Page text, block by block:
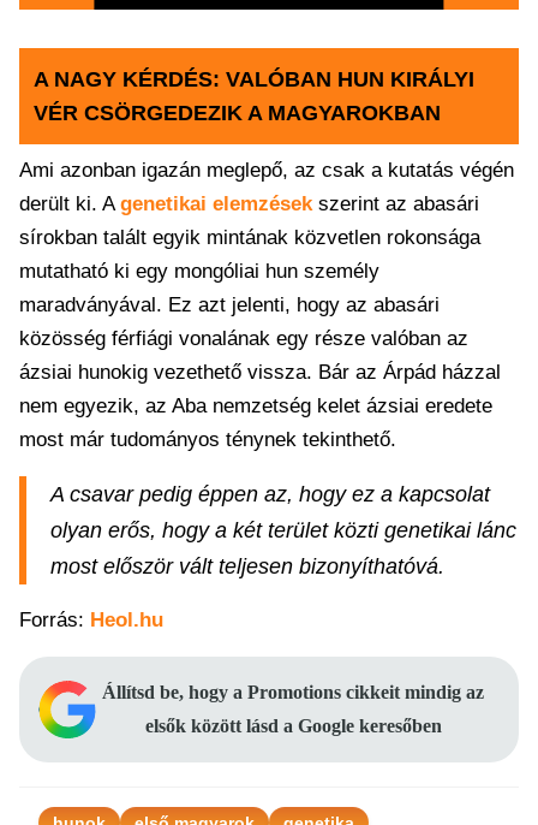
A NAGY KÉRDÉS: VALÓBAN HUN KIRÁLYI
VÉR CSÖRGEDEZIK A MAGYAROKBAN
Ami azonban igazán meglepő, az csak a kutatás végén
derült ki. Agenetikai elemzésekszerint az abasári
sírokban talált egyik mintának közvetlen rokonsága
mutatható ki egy mongóliai hun személy
maradványával. Ez azt jelenti, hogy az abasári
közösség férfiági vonalának egy része valóban az
ázsiai hunokig vezethető vissza. Bár az Árpád házzal
nem egyezik, az Aba nemzetség kelet ázsiai eredete
most már tudományos ténynek tekinthető.
A csavar pedig éppen az, hogy ez a kapcsolat
olyan erős, hogy a két terület közti genetikai lánc
most először vált teljesen bizonyíthatóvá.
Forrás: Heol.hu
Állítsd be, hogy a Promotions cikkeit mindig az
elsők között lásd a Google keresőben